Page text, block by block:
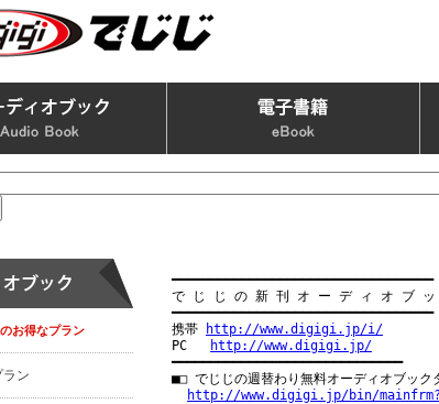
お得なプラン
ラン
━━━━━━━━━━━━━━━━━━━━━━━━━━━━━━━━━━
で じ じ の 新 刊 オ ー デ ィ オ ブ ッ
━━━━━━━━━━━━━━━━━━━━━━━━━━━━━━━━━━
携帯
http://www.digigi.jp/i/
PC
http://www.digigi.jp/
━━━━━━━━━━━━━━━━━━━━━━━━━━━━━━
■□ でじじの週替わり無料オーディオブッ
http://www.digigi.jp/bin/